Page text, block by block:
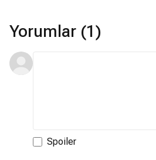
Yorumlar (1)
Spoiler